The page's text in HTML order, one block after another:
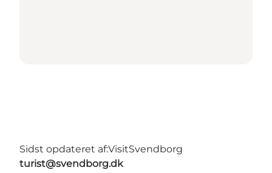
Sidst opdateret af:VisitSvendborg
turist@svendborg.dk